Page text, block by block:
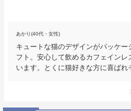
あかり(40代・女性)
キュートな猫のデザインがパッケ
フト。安心して飲めるカフェインレ
います。とくに猫好きな方に喜ばれ